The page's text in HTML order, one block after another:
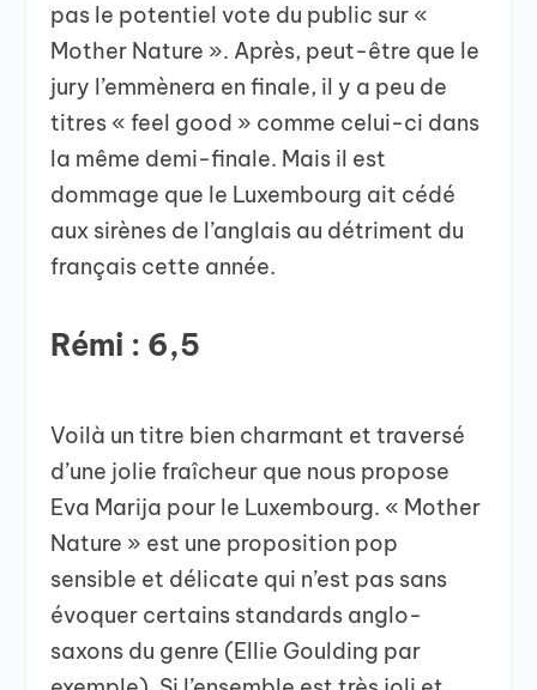
pas le potentiel vote du public sur «
Mother Nature ». Après, peut-être que le
jury l’emmènera en finale, il y a peu de
titres « feel good » comme celui-ci dans
la même demi-finale. Mais il est
dommage que le Luxembourg ait cédé
aux sirènes de l’anglais au détriment du
français cette année.
Rémi : 6,5
Voilà un titre bien charmant et traversé
d’une jolie fraîcheur que nous propose
Eva Marija pour le Luxembourg. « Mother
Nature » est une proposition pop
sensible et délicate qui n’est pas sans
évoquer certains standards anglo-
saxons du genre (Ellie Goulding par